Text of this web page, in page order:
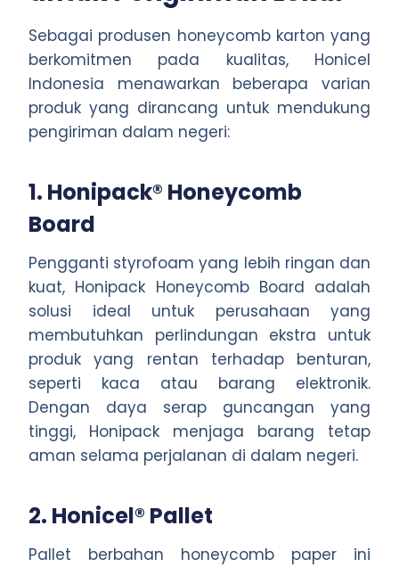
Sebagai produsen honeycomb karton yang
berkomitmen pada kualitas, Honicel
Indonesia menawarkan beberapa varian
produk yang dirancang untuk mendukung
pengiriman dalam negeri:
1. Honipack® Honeycomb
Board
Pengganti styrofoam yang lebih ringan dan
kuat, Honipack Honeycomb Board adalah
solusi ideal untuk perusahaan yang
membutuhkan perlindungan ekstra untuk
produk yang rentan terhadap benturan,
seperti kaca atau barang elektronik.
Dengan daya serap guncangan yang
tinggi, Honipack menjaga barang tetap
aman selama perjalanan di dalam negeri.
2. Honicel® Pallet
Pallet berbahan honeycomb paper ini